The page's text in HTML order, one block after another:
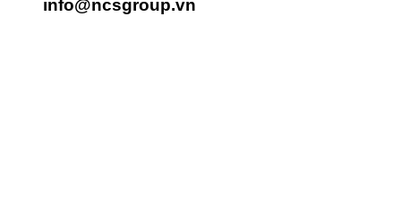
info@ncsgroup.vn